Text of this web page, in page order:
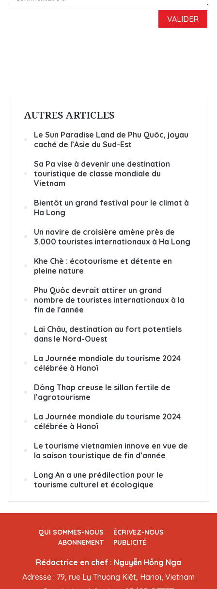
AUTRES ARTICLES
Le Sun Paradise Land de Phu Quôc, joyau
caché de l’Asie du Sud-Est
Sa Pa vise à devenir une destination
touristique de classe mondiale du
Vietnam
Bientôt un grand festival pour le climat à
Ha Long
Un navire de croisière amène près de
3.000 touristes internationaux à Ha Long
Khe Chè : écotourisme et détente en
pleine nature
Phu Quôc devrait attirer un grand
nombre de touristes internationaux à la
fin de l'année
Lai Châu, destination au fort potentiels
dans le Nord-Ouest
La Journée mondiale du tourisme 2024
célébrée à Hanoï
Dông Thap creuse le sillon fertile de
l’agrotourisme
La Journée mondiale du tourisme 2024
célébrée à Hanoï
Le tourisme vietnamien innove en vue de
la saison touristique de fin d’année
Long An a une prédilection pour le
tourisme culturel et écologique
QUI SOMMES-NOUS
ÉCRIVEZ-NOUS
ABONNEMENT
PUBLICITÉ
Rédactrice en chef : Nguyễn Hồng Nga
Adresse : 79, rue Ly Thuong Kiêt, Hanoï, Vietnam